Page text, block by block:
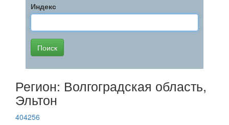
Индекс
Регион: Волгоградская область,
Эльтон
404256